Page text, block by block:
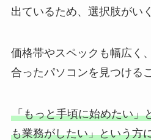
出ているため、選択肢がい
価格帯やスペックも幅広く
合ったパソコンを見つける
「もっと手頃に始めたい」
も業務がしたい」という方